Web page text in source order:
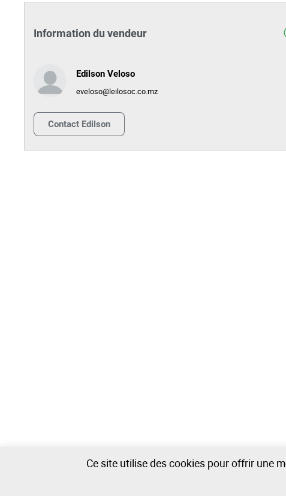
Information du vendeur
Edilson Veloso
eveloso@leilosoc.co.mz
Contact Edilson
Ce site utilise des cookies pour offrir une